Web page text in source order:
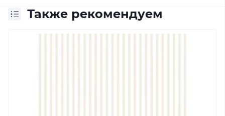
Также рекомендуем